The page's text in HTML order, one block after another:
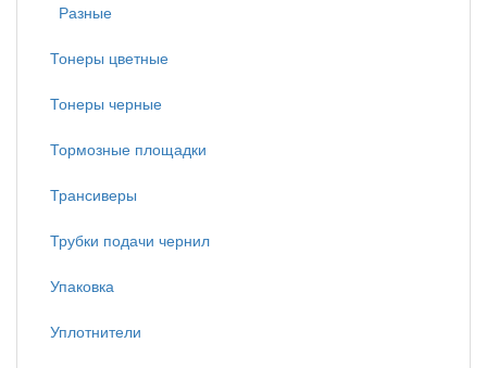
Разные
Тонеры цветные
Тонеры черные
Тормозные площадки
Трансиверы
Трубки подачи чернил
Упаковка
Уплотнители